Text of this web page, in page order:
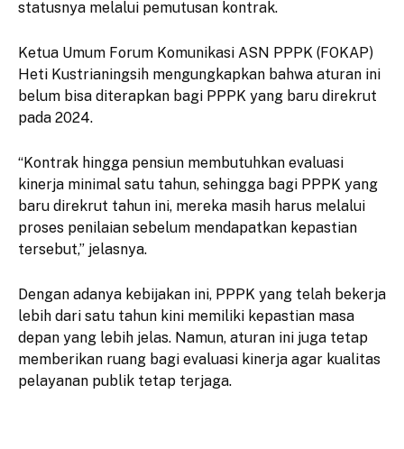
statusnya melalui pemutusan kontrak.
Ketua Umum Forum Komunikasi ASN PPPK (FOKAP)
Heti Kustrianingsih mengungkapkan bahwa aturan ini
belum bisa diterapkan bagi PPPK yang baru direkrut
pada 2024.
“Kontrak hingga pensiun membutuhkan evaluasi
kinerja minimal satu tahun, sehingga bagi PPPK yang
baru direkrut tahun ini, mereka masih harus melalui
proses penilaian sebelum mendapatkan kepastian
tersebut,” jelasnya.
Dengan adanya kebijakan ini, PPPK yang telah bekerja
lebih dari satu tahun kini memiliki kepastian masa
depan yang lebih jelas. Namun, aturan ini juga tetap
memberikan ruang bagi evaluasi kinerja agar kualitas
pelayanan publik tetap terjaga.